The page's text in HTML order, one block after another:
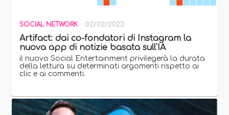
SOCIAL NETWORK 02/02/2023
Artifact: dai co-fondatori di Instagram la
nuova app di notizie basata sull'IA
il nuovo Social Entertainment privilegerà la durata
della lettura su determinati argomenti rispetto ai
clic e ai commenti.